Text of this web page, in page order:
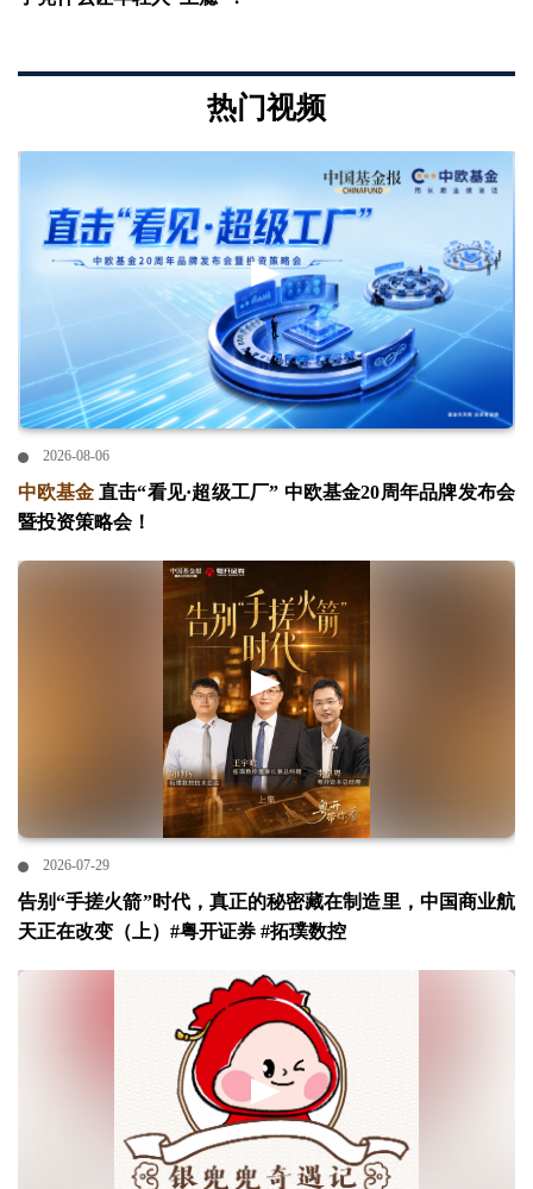
热门视频
2026-08-06
中欧基金 直击“看见·超级工厂” 中欧基金20周年品牌发布会
暨投资策略会！
2026-07-29
告别“手搓火箭”时代，真正的秘密藏在制造里，中国商业航
天正在改变（上）#粤开证券 #拓璞数控